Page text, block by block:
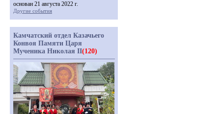
основан 21 августа 2022 г.
Другие события
Камчатский отдел Казачьего
Конвоя Памяти Царя
Мученика Николая II(120)